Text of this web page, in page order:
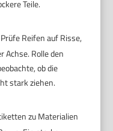
Teile.
Prüfe Reifen auf Risse,
Achse. Rolle den
ob die
stark ziehen.
zu Materialien